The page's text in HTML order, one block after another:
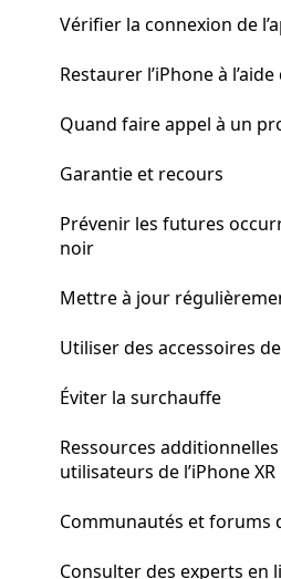
Vérifier la connexion de
Restaurer l’iPhone à l’aide
Quand faire appel à un
Garantie et recours
Prévenir les futures
noir
Mettre à jour
Utiliser des accessoires
Éviter la surchauffe
Ressources
utilisateurs de l’iPhone XR
Communautés et forums
Consulter des experts en